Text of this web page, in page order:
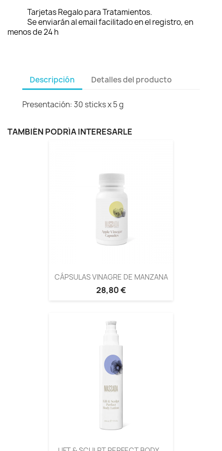
Tarjetas Regalo para Tratamientos.
Se enviarán al email facilitado en el registro, en
menos de 24 h
Descripción Detalles del producto
Presentación: 30 sticks x 5 g
TAMBIÉN PODRÍA INTERESARLE
CÁPSULAS VINAGRE DE MANZANA
28,80 €